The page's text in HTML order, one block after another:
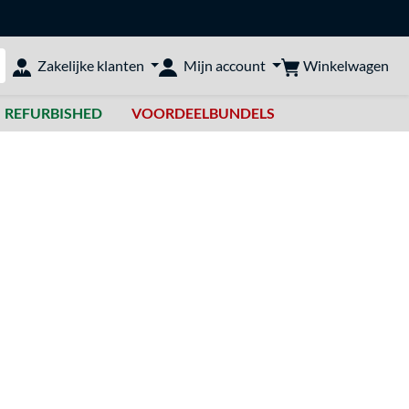
doorzoeken
Zakelijke klanten Mijn account Winkelwagen
REFURBISHED VOORDEELBUNDELS